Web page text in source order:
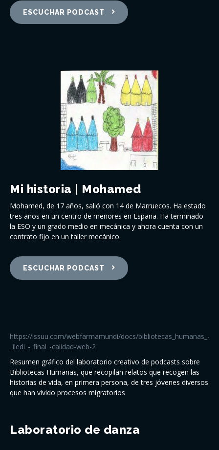
ESCUCHAR PODCAST
Mi historia | Mohamed
Mohamed, de 17 años, salió con 14 de Marruecos. Ha estado
tres años en un centro de menores en España. Ha terminado
la ESO y un grado medio en mecánica y ahora cuenta con un
contrato fijo en un taller mecánico.
ESCUCHAR PODCAST
https://issuu.com/webfarmamundi/docs/bibliotecas_humanas_-
_iledi_-_final_-calidad-web-2
Resumen gráfico del laboratorio creativo de podcasts sobre
Bibliotecas Humanas, que recopilan relatos que recogen las
historias de vida, en primera persona, de tres jóvenes diversos
que han vivido procesos migratorios
Laboratorio de danza